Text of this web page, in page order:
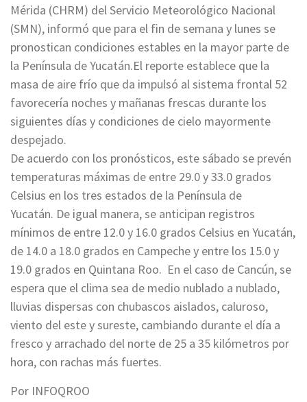
Mérida (CHRM) del Servicio Meteorológico Nacional
(SMN), informó que para el fin de semana y lunes se
pronostican condiciones estables en la mayor parte de
la Península de Yucatán.El reporte establece que la
masa de aire frío que da impulsó al sistema frontal 52
favorecería noches y mañanas frescas durante los
siguientes días y condiciones de cielo mayormente
despejado.
De acuerdo con los pronósticos, este sábado se prevén
temperaturas máximas de entre 29.0 y 33.0 grados
Celsius en los tres estados de la Península de
Yucatán. De igual manera, se anticipan registros
mínimos de entre 12.0 y 16.0 grados Celsius en Yucatán,
de 14.0 a 18.0 grados en Campeche y entre los 15.0 y
19.0 grados en Quintana Roo. En el caso de Cancún, se
espera que el clima sea de medio nublado a nublado,
lluvias dispersas con chubascos aislados, caluroso,
viento del este y sureste, cambiando durante el día a
fresco y arrachado del norte de 25 a 35 kilómetros por
hora, con rachas más fuertes.
Por INFOQROO